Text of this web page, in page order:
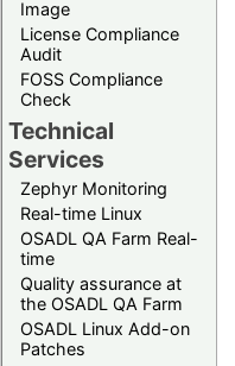
Image
License Compliance
Audit
FOSS Compliance
Check
Technical
Services
Zephyr Monitoring
Real-time Linux
OSADL QA Farm Real-
time
Quality assurance at
the OSADL QA Farm
OSADL Linux Add-on
Patches